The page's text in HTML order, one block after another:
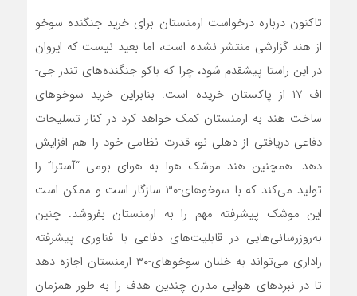
تاکنون درباره درخواست ارمنستان برای خرید جنگنده سوخو
از هند گزارشی منتشر نشده است، اما بعید نیست که ایروان
در این راستا پیشقدم شود، چرا که باکو جنگنده‌های تندر جی-‌
اف ۱۷ از پاکستان خریده است. بنابراین خرید سوخوهای
ساخت هند به ارمنستان کمک خواهد کرد در کنار تسلیحات
دفاعی دریافتی از دهلی‌ نو، قدرت نظامی خود را هم افزایش
دهد. همچنین هند موشک هوا به هوای بومی “آسترا” را
تولید می‌کند که با سوخوهای-۳۰ سازگار است و ممکن است
این موشک پیشرفته مهم را به ارمنستان بفروشد. چنین
به‌روزرسانی‌هایی در قابلیت‌های دفاعی با فناوری پیشرفته
راداری می‌تواند به خلبان سوخوهای-۳۰ ارمنستان اجازه دهد
تا در نبردهای هوایی مدرن چندین هدف را به طور همزمان